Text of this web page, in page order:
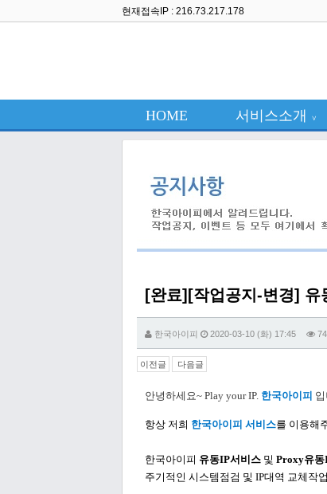
현재접속IP : 216.73.217.178
HOME 서비스소개 ∨
[완료][작업공지-변경] 유
한국아이피 2020-03-10 (화) 17:45
이전글 다음글
안녕하세요~ Play your IP. 한국아이피
항상 저희 한국아이피 서비스를 이용해
한국아이피 유동IP서비스 및 Proxy유동
주기적인 시스템점검 및 IP대역 교체작